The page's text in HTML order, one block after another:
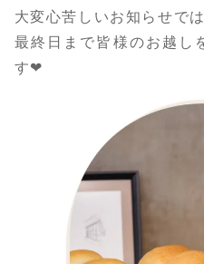
大変心苦しいお知らせで
最終日まで皆様のお越し
す❤︎